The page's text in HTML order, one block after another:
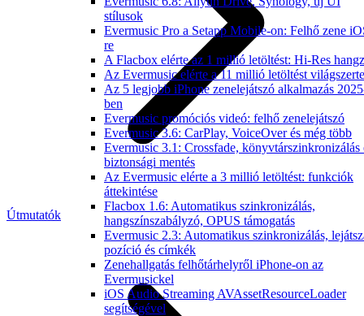
stílusok
Evermusic Pro a Setapp Mobile-on: Felhő zene
re
A Flacbox elérte az 1 millió letöltést: Hi-Res
Az Evermusic elérte a 11 millió letöltést világszerte
Az 5 legjobb iPhone zenelejátszó alkalmazás
ben
Evermusic promóciós videó: felhő zenelejátszó
Evermusic 3.6: CarPlay, VoiceOver és még több
Evermusic 3.1: Crossfade, könyvtárszinkronizálás
biztonsági mentés
Az Evermusic elérte a 3 millió letöltést: funkciók
áttekintése
Flacbox 1.6: Automatikus szinkronizálás,
hangszínszabályzó, OPUS támogatás
Evermusic 2.3: Automatikus szinkronizálás,
pozíció és címkék
Zenehallgatás felhőtárhelyről iPhone-on az
Evermusickel
iOS Audio Streaming AVAssetResourceLoader
segítségével
Útmutatók